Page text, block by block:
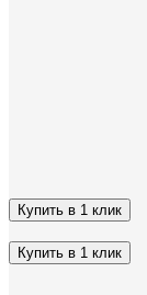
Купить в 1 клик
товар
имеет
Купить в 1 клик